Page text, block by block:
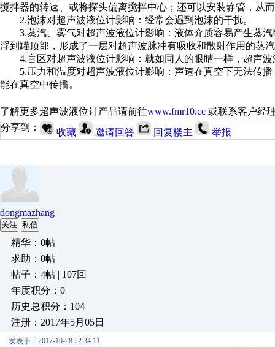
搅拌器的转速、或将探头偏离搅拌中心；还可以安装静管，从
2.泡沫对超声波液位计影响：经常会遇到泡沫的干扰。
3.蒸汽、雾气对超声波液位计影响：液体介质容易产生蒸汽
浮到罐顶部，形成了一层对超声波脉冲有吸收和散射作用的蒸
4.盲区对超声波液位计影响：就如同人的眼睛一样，超声波
5.压力和温度对超声波液位计影响：声速在真空下无法传播
能在真空中传播。
了解更多超声波液位计产品请前往www.fmr10.cc 或联系客户经
分享到：
收藏 邀请回答 回复楼主 举报
dongmazhang
关注 私信
精华：0帖
求助：0帖
帖子：4帖 | 107回
年度积分：0
历史总积分：104
注册：2017年5月05日
发表于：2017-10-28 22:34:11